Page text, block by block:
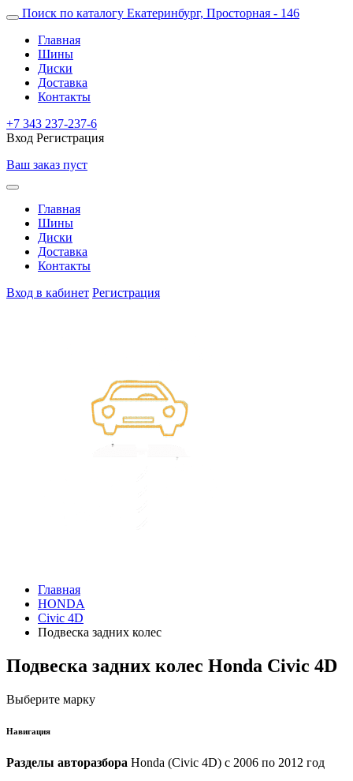
Поиск по каталогу Екатеринбург, Просторная - 146
Главная
Шины
Диски
Доставка
Контакты
+7 343 237-237-6
Вход Регистрация
Ваш заказ пуст
Главная
Шины
Диски
Доставка
Контакты
Вход в кабинет Регистрация
Главная
HONDA
Civic 4D
Подвеска задних колес
Подвеска задних колес Honda Civic 4D
Выберите марку
Навигация
Разделы авторазбора Honda (Civic 4D) с 2006 по 2012 год